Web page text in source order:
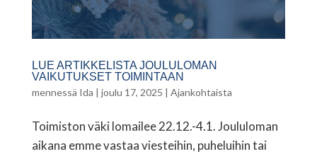
LUE ARTIKKELISTA JOULULOMAN
VAIKUTUKSET TOIMINTAAN
mennessä Ida | joulu 17, 2025 | Ajankohtaista
Toimiston väki lomailee 22.12.-4.1. Joululoman
aikana emme vastaa viesteihin, puheluihin tai